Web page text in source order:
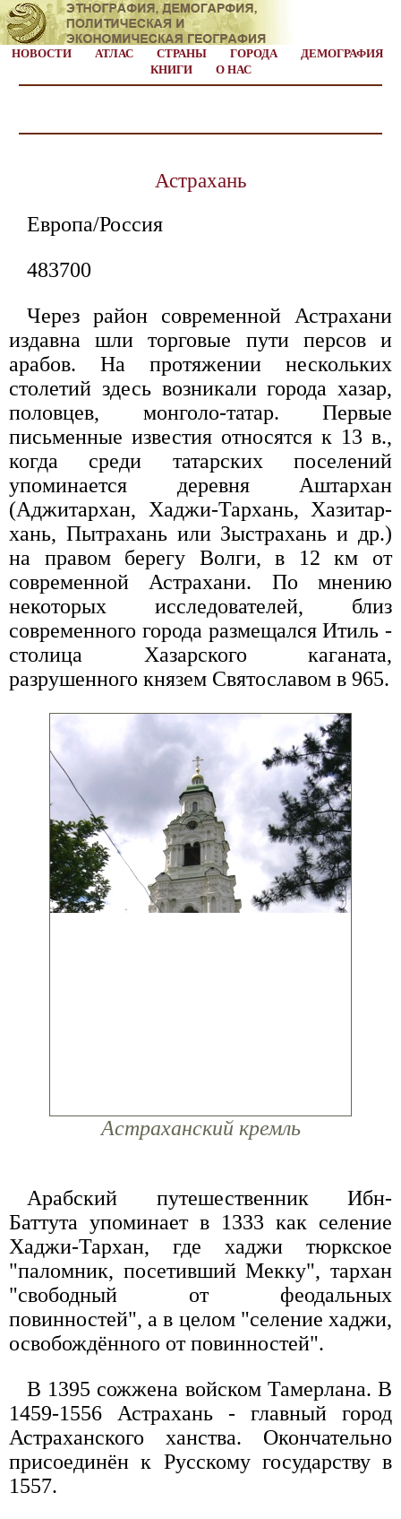
НОВОСТИ АТЛАС СТРАНЫ ГОРОДА
ДЕМОГРАФИЯ
КНИГИ
О НАС
Астрахань
Европа/Россия
483700
Через район современной Астрахани
издавна шли торговые пути персов и
арабов. На протяжении нескольких
столетий здесь возникали города хазар,
половцев, монголо-татар. Первые
письменные известия относятся к 13 в.,
когда среди татарских поселений
упоминается деревня Аштархан
(Аджитархан, Хаджи-Тархань, Хазитар-
хань, Пытрахань или Зыстрахань и др.)
на правом берегу Волги, в 12 км от
современной Астрахани. По мнению
некоторых исследователей, близ
современного города размещался Итиль -
столица Хазарского каганата,
разрушенного князем Святославом в 965.
Астраханский кремль
Арабский путешественник Ибн-
Баттута упоминает в 1333 как селение
Хаджи-Тархан, где хаджи тюркское
"паломник, посетивший Мекку", тархан
"свободный от феодальных
повинностей", а в целом "селение хаджи,
освобождённого от повинностей".
В 1395 сожжена войском Тамерлана. В
1459-1556 Астрахань - главный город
Астраханского ханства. Окончательно
присоединён к Русскому государству в
1557.